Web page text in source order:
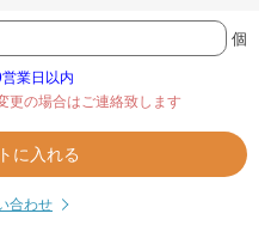
個
業日以内
更の場合はご連絡致します
に入れる
合わせ